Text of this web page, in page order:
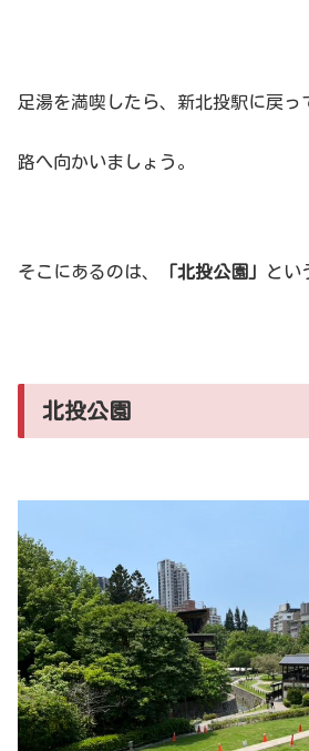
足湯を満喫したら、新北投駅に戻っ
路へ向かいましょう。
そこにあるのは、 「北投公園」 とい
北投公園